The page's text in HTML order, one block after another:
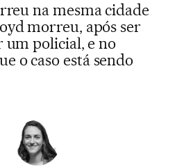
na mesma cidade
morreu, após ser
policial, e no
o caso está sendo